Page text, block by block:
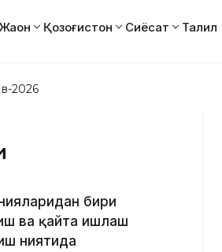
Жаҳон Қозоғистон Сиёсат Таҳлил
2026
бири
ва қайта ишлаш
ниятида